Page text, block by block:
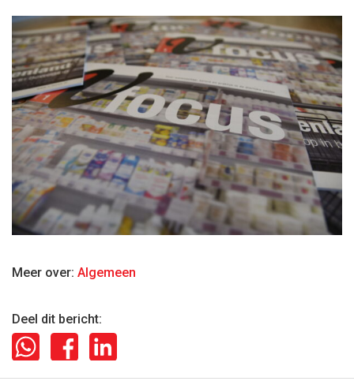
Meer over: Algemeen
Deel dit bericht: